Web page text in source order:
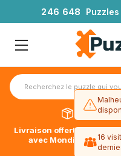
246 648
Livraison offerte dès 39€*
avec Mondial Relay
16